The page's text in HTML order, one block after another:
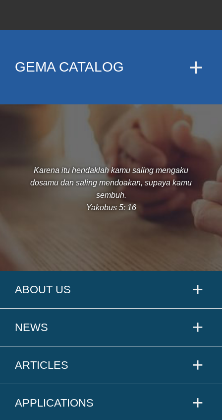
GEMA CATALOG
Karena itu hendaklah kamu saling mengaku
dosamu dan saling mendoakan, supaya kamu
sembuh.
Yakobus 5: 16
ABOUT US
NEWS
ARTICLES
APPLICATIONS